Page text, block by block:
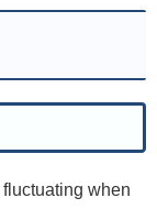
when